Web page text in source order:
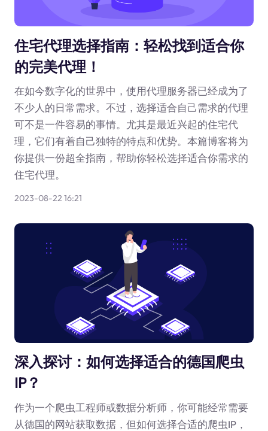
住宅代理选择指南：轻松找到适合你
的完美代理！
在如今数字化的世界中，使用代理服务器已经成为了
不少人的日常需求。不过，选择适合自己需求的代理
可不是一件容易的事情。尤其是最近兴起的住宅代
理，它们有着自己独特的特点和优势。本篇博客将为
你提供一份超全指南，帮助你轻松选择适合你需求的
住宅代理。
2023-08-22 16:21
深入探讨：如何选择适合的德国爬虫
IP？
作为一个爬虫工程师或数据分析师，你可能经常需要
从德国的网站获取数据，但如何选择合适的爬虫IP，